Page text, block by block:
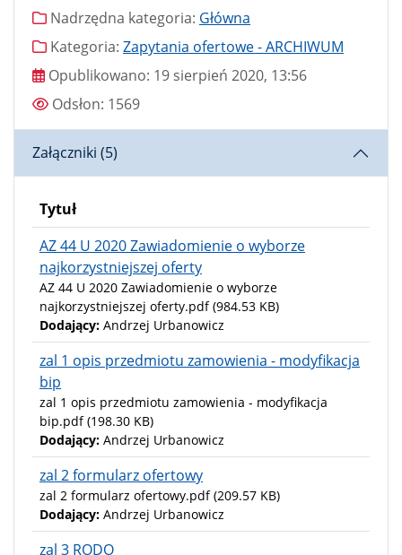
Nadrzędna kategoria
Nadrzędna kategoria: Główna
Kategoria
Kategoria: Zapytania ofertowe - ARCHIWUM
Data publikacji
Opublikowano: 19 sierpień 2020, 13:56
Odsłony
Odsłon: 1569
Załączniki (5)
Tytuł
AZ 44 U 2020 Zawiadomienie o wyborze
najkorzystniejszej oferty
AZ 44 U 2020 Zawiadomienie o wyborze
najkorzystniejszej oferty.pdf (984.53 KB)
Dodający: Andrzej Urbanowicz
zal 1 opis przedmiotu zamowienia - modyfikacja
bip
zal 1 opis przedmiotu zamowienia - modyfikacja
bip.pdf (198.30 KB)
Dodający: Andrzej Urbanowicz
zal 2 formularz ofertowy
zal 2 formularz ofertowy.pdf (209.57 KB)
Dodający: Andrzej Urbanowicz
zal 3 RODO